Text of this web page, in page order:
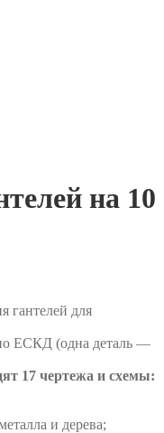
на 10
гантелей для
ЕСКД (одна деталь —
17 чертежа и схемы:
и дерева;